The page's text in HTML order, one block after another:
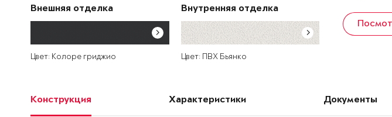
Внешняя отделка
Цвет: Колоре гриджио
Внутренняя отделка
Цвет: ПВХ Бьянко
Конструкция Характеристики Документы